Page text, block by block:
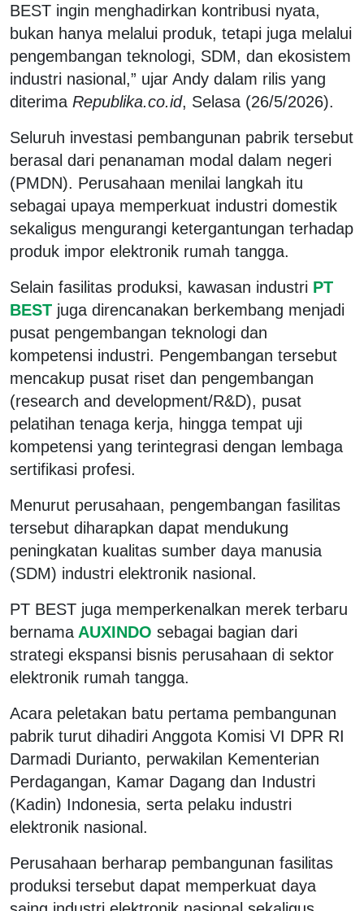
BEST ingin menghadirkan kontribusi nyata,
bukan hanya melalui produk, tetapi juga melalui
pengembangan teknologi, SDM, dan ekosistem
industri nasional,” ujar Andy dalam rilis yang
diterima Republika.co.id, Selasa (26/5/2026).
Seluruh investasi pembangunan pabrik tersebut
berasal dari penanaman modal dalam negeri
(PMDN). Perusahaan menilai langkah itu
sebagai upaya memperkuat industri domestik
sekaligus mengurangi ketergantungan terhadap
produk impor elektronik rumah tangga.
Selain fasilitas produksi, kawasan industri PT
BEST juga direncanakan berkembang menjadi
pusat pengembangan teknologi dan
kompetensi industri. Pengembangan tersebut
mencakup pusat riset dan pengembangan
(research and development/R&D), pusat
pelatihan tenaga kerja, hingga tempat uji
kompetensi yang terintegrasi dengan lembaga
sertifikasi profesi.
Menurut perusahaan, pengembangan fasilitas
tersebut diharapkan dapat mendukung
peningkatan kualitas sumber daya manusia
(SDM) industri elektronik nasional.
PT BEST juga memperkenalkan merek terbaru
bernama AUXINDO sebagai bagian dari
strategi ekspansi bisnis perusahaan di sektor
elektronik rumah tangga.
Acara peletakan batu pertama pembangunan
pabrik turut dihadiri Anggota Komisi VI DPR RI
Darmadi Durianto, perwakilan Kementerian
Perdagangan, Kamar Dagang dan Industri
(Kadin) Indonesia, serta pelaku industri
elektronik nasional.
Perusahaan berharap pembangunan fasilitas
produksi tersebut dapat memperkuat daya